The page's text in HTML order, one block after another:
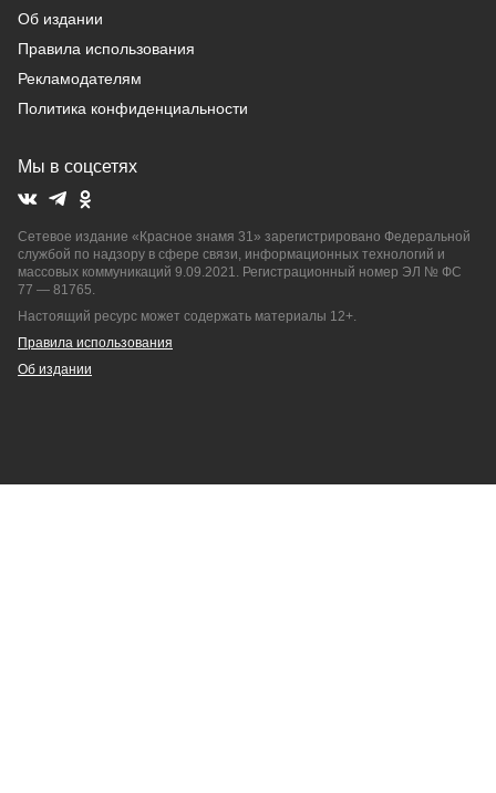
Об издании
Правила использования
Рекламодателям
Политика конфиденциальности
Мы в соцсетях
Сетевое издание «Красное знамя 31» зарегистрировано Федеральной
службой по надзору в сфере связи, информационных технологий и
массовых коммуникаций 9.09.2021. Регистрационный номер ЭЛ № ФС
77 — 81765.
Настоящий ресурс может содержать материалы 12+.
Правила использования
Об издании